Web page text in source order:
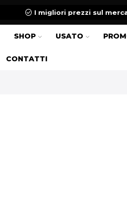
I migliori prezzi sul
SHOP USATO
CONTATTI